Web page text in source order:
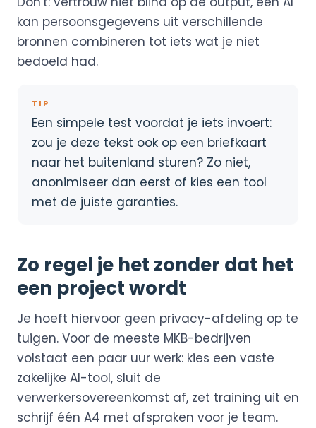
kan persoonsgegevens uit verschillende
bronnen combineren tot iets wat je niet
bedoeld had.
TIP
Een simpele test voordat je iets invoert:
zou je deze tekst ook op een briefkaart
naar het buitenland sturen? Zo niet,
anonimiseer dan eerst of kies een tool
met de juiste garanties.
Zo regel je het zonder dat het
een project wordt
Je hoeft hiervoor geen privacy-afdeling op te
tuigen. Voor de meeste MKB-bedrijven
volstaat een paar uur werk: kies een vaste
zakelijke AI-tool, sluit de
verwerkersovereenkomst af, zet training uit en
schrijf één A4 met afspraken voor je team.